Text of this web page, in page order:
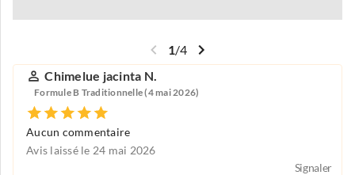
1/4
Chimelue jacinta N.
Formule B Traditionnelle (4 mai 2026)
Aucun commentaire
Avis laissé le 24 mai 2026
Signaler